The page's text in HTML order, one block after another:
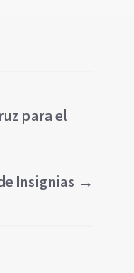
para el
Insignias →